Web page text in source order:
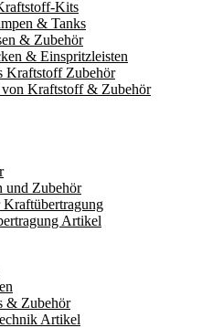
Kits
& Tanks
& Zubehör
& Einspritzleisten
Kraftstoff Zubehör
Kraftstoff & Zubehör
und Zubehör
Artikel
& Zubehör
Artikel